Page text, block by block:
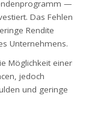
—
Das Fehlen
Rendite
Unternehmens.
Möglichkeit einer
jedoch
und geringe